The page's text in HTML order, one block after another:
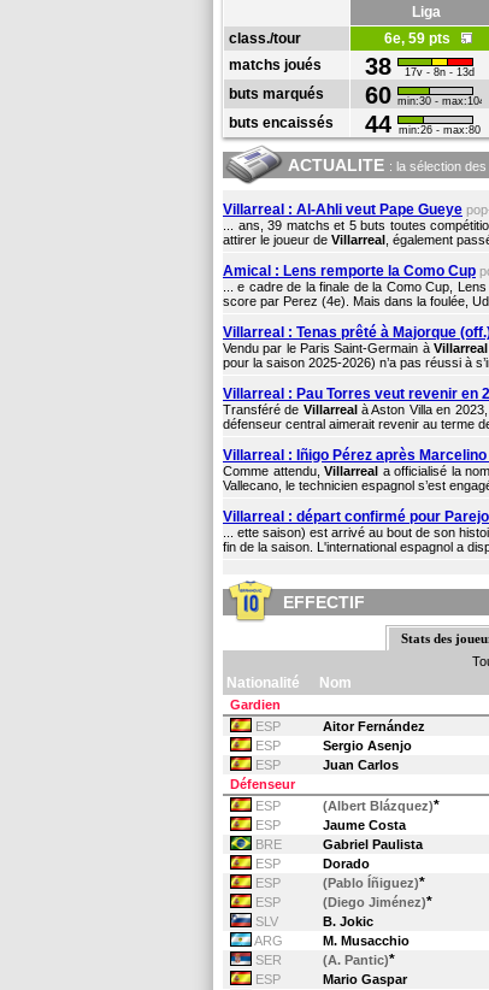
Liga
class./tour
6e, 59 pts
matchs joués 38 17v - 8n - 13d
buts marqués
60 min:30 - max:104
buts encaissés
44 min:26 - max:80
ACTUALITE : la sélection
Villarreal : Al-Ahli veut Pape Gueye
... ans, 39 matchs et 5 buts toutes
attirer le joueur de Villarreal , également
Amical : Lens remporte la Como Cup
... e cadre de la finale de la Como Cup,
score par Perez (4e). Mais dans la foulée,
Villarreal : Tenas prêté à Majorque
Vendu par le Paris Saint-Germain à Villarreal
pour la saison 2025-2026) n’a pas réussi à
Villarreal : Pau Torres veut revenir en
Transféré de Villarrealà Aston Villa en
défenseur central aimerait revenir au terme
Villarreal : Iñigo Pérez après Marcelino
Comme attendu, Villarreal a officialisé la
Vallecano, le technicien espagnol s’est
Villarreal : départ confirmé pour
... ette saison) est arrivé au bout de son
fin de la saison. L'international espagnol a
EFFECTIF
Stats des
Nationalité Nom
Gardien
ESP
Aitor Fernández
ESP
Sergio Asenjo
ESP
Juan Carlos
Défenseur
ESP
(Albert Blázquez)*
ESP
Jaume Costa
BRE
Gabriel Paulista
ESP
Dorado
ESP
(Pablo Íñiguez)*
ESP
(Diego Jiménez)*
SLV
B. Jokic
ARG
M. Musacchio
SER
(A. Pantic)*
ESP
Mario Gaspar